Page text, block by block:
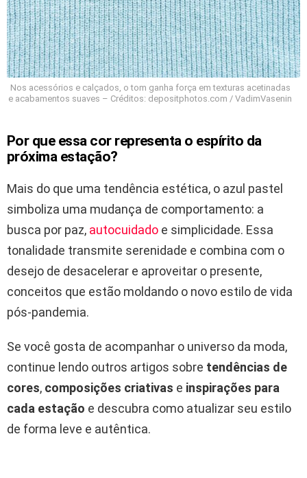
Nos acessórios e calçados, o tom ganha força em texturas acetinadas
e acabamentos suaves – Créditos: depositphotos.com / VadimVasenin
Por que essa cor representa o espírito da
próxima estação?
Mais do que uma tendência estética, o azul pastel
simboliza uma mudança de comportamento: a
busca por paz, autocuidado e simplicidade. Essa
tonalidade transmite serenidade e combina com o
desejo de desacelerar e aproveitar o presente,
conceitos que estão moldando o novo estilo de vida
pós-pandemia.
Se você gosta de acompanhar o universo da moda,
continue lendo outros artigos sobre tendências de
cores, composições criativas e inspirações para
cada estação e descubra como atualizar seu estilo
de forma leve e autêntica.